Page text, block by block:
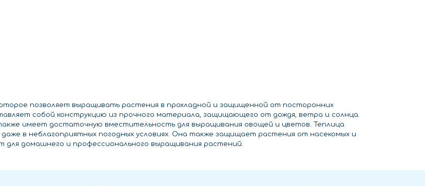
позволяет выращивать растения в прохладной и защищенной от посторонних
собой конструкцию из прочного материала, защищающего от дождя, ветра и солнца.
имеет достаточную вместительность для выращивания овощей и цветов. Теплица
в неблагоприятных погодных условиях. Она также защищает растения от насекомых и
домашнего и профессионального выращивания растений.